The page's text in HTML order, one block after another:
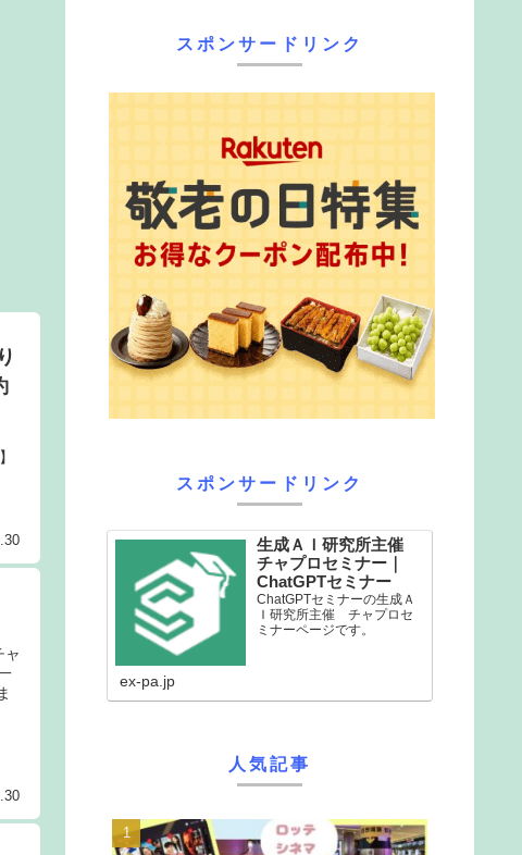
スポンサードリンク
スポンサードリンク
生成ＡＩ研究所主催
チャプロセミナー｜
ChatGPTセミナー
ChatGPTセミナーの生成Ａ
Ｉ研究所主催 チャプロセ
ミナーページです。
ex-pa.jp
人気記事